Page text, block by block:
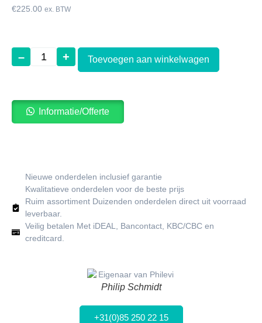
€225.00 ex. BTW
– + Toevoegen aan winkelwagen
Informatie/Offerte
Nieuwe onderdelen inclusief garantie
Kwalitatieve onderdelen voor de beste prijs
Ruim assortiment Duizenden onderdelen direct uit voorraad
leverbaar.
Veilig betalen Met iDEAL, Bancontact, KBC/CBC en
creditcard.
Philip Schmidt
+31(0)85 250 22 15